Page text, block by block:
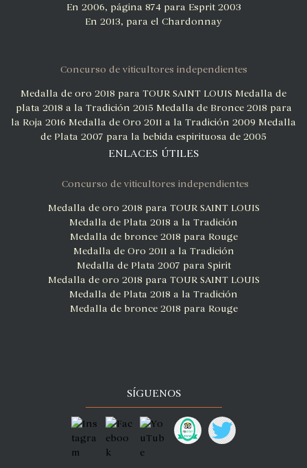
En 2006, página 874 para Esprit 2003
En 2013, para el Chardonnay
Concurso de viticultores independientes
Medalla de oro 2018 para TOUR SAINT LOUIS Medalla de
plata 2018 a la Tradición 2015 Medalla de Bronce 2018 para
la Roja 2016 Medalla de Oro 2011 a la Tradición 2009 Medalla
de Plata 2007 para la bebida espirituosa de 2005
ENLACES ÚTILES
Concurso de viticultores independientes
Medalla de oro 2018 para TOUR SAINT LOUIS
Medalla de Plata 2018 a la Tradición
Medalla de bronce 2018 para Rouge
Medalla de Oro 2011 a la Tradición
Medalla de Plata 2007 para Spirit
Medalla de oro 2018 para TOUR SAINT LOUIS
Medalla de Plata 2018 a la Tradición
Medalla de bronce 2018 para Rouge
SÍGUENOS